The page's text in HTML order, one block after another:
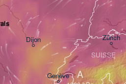
Genève
Dijon Zürich
SUISSE
A